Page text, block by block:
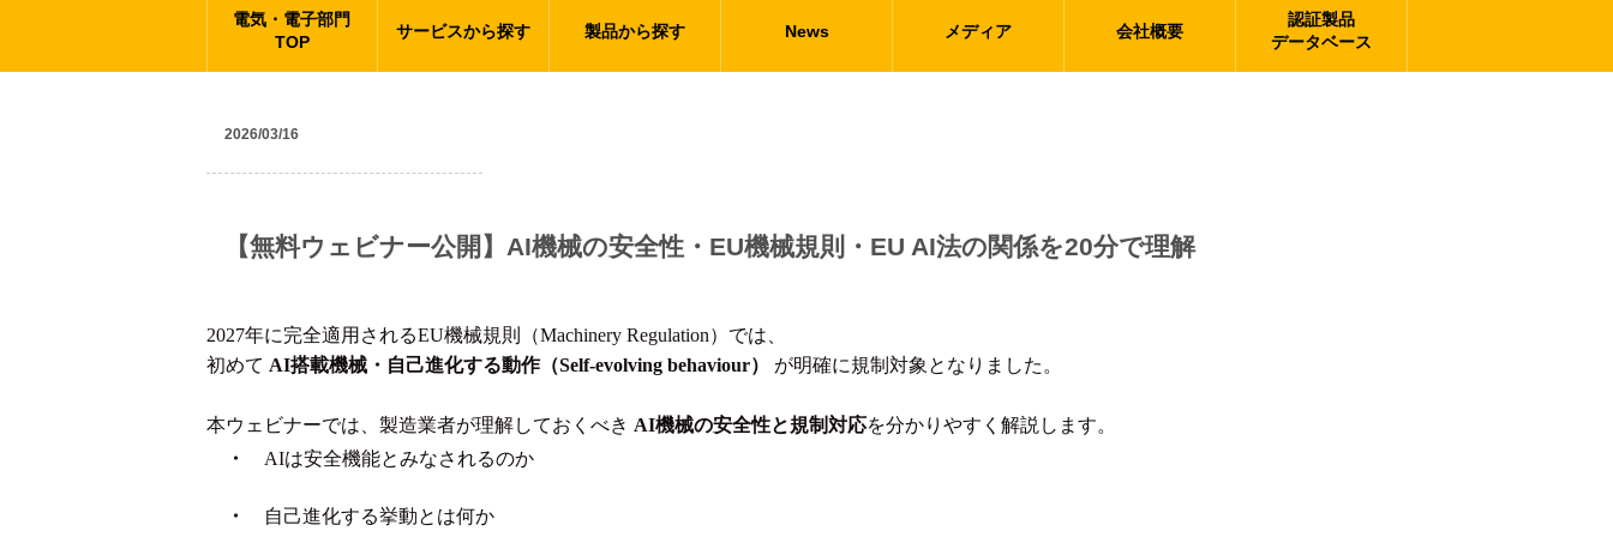
電気・電子部門
TOP
サービスから探す 製品から探す News メディア 会社概要
認証製品
データベース
2026/03/16
【無料ウェビナー公開】AI機械の安全性・EU機械規則・EU AI法の関係を20分で理解
2027年に完全適用されるEU機械規則（Machinery Regulation）では、
初めて AI搭載機械・自己進化する動作（Self-evolving behaviour） が明確に規制対象となりました。
本ウェビナーでは、製造業者が理解しておくべき AI機械の安全性と規制対応を分かりやすく解説します。
・ AIは安全機能とみなされるのか
・ 自己進化する挙動とは何か